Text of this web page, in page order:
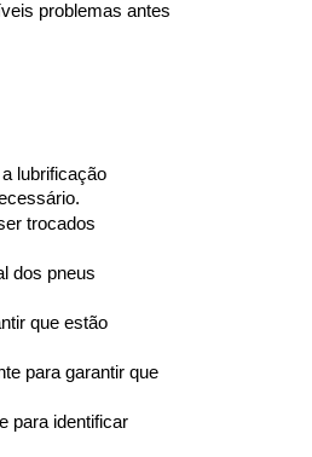
problemas antes
lubrificação
trocados
dos pneus
que estão
para garantir que
para identificar